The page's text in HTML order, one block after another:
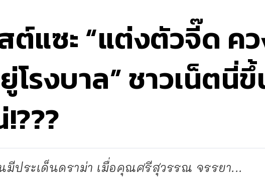
แซะ “แต่งตัวจี๊ด ค
รงบาล” ชาวเน็ตนี่ขึ้
มีประเด็นดราม่า เมื่อคุณศรีสุวรรณ จรรยา...